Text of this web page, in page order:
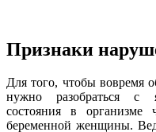
Признаки
Для того, чтобы вовремя
нужно разобраться с
состояния в организме
беременной женщины.